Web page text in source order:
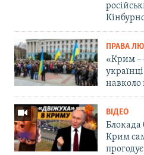
ПРАВА
«Крим –
навколо
ВІДЕО
Блокада
Крим